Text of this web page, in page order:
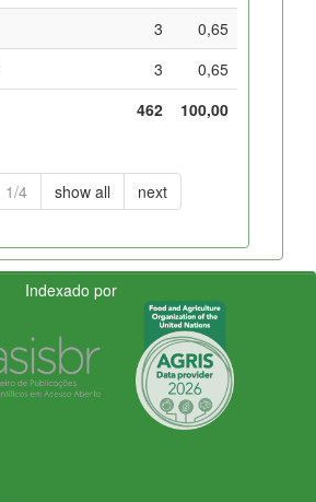
3
0,65
3
0,65
462
100,00
1/4 show all next
Indexado por